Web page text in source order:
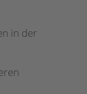
in der